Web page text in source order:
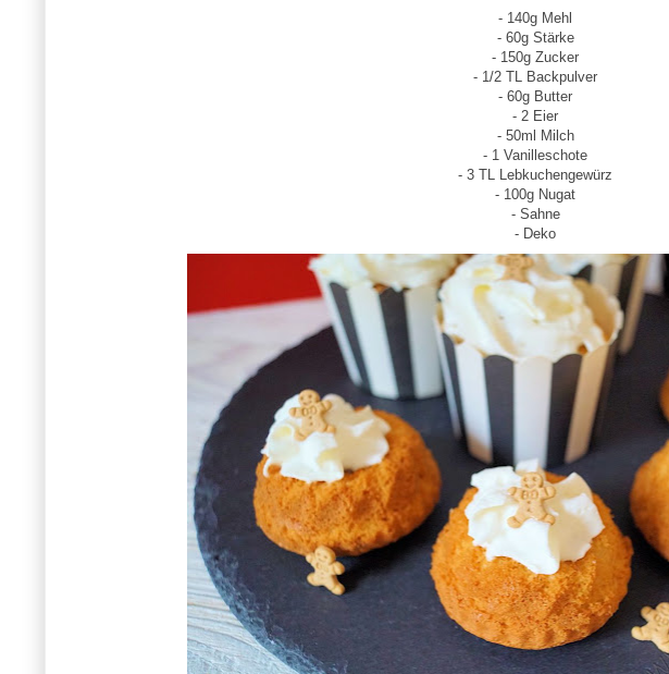
- 140g Mehl
- 60g Stärke
- 150g Zucker
- 1/2 TL Backpulver
- 60g Butter
- 2 Eier
- 50ml Milch
- 1 Vanilleschote
- 3 TL Lebkuchengewürz
- 100g Nugat
- Sahne
- Deko